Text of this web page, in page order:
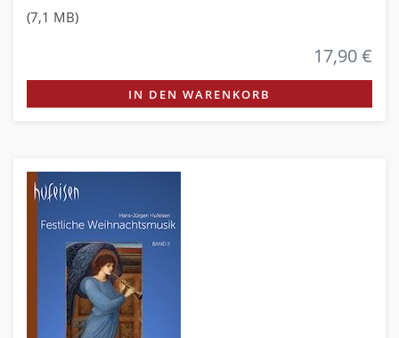
(7,1 MB)
17,90 €
IN DEN WARENKORB